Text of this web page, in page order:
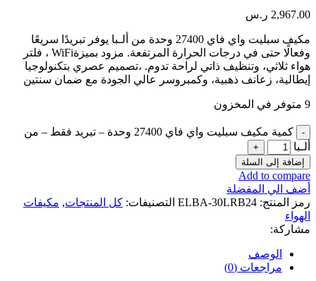
2,967.00 ر.س
مكيف سبليت واي فاي 27400 وحدة من ألـبا يوفر تبريدًا سريعًا
وفعالًا حتى في درجات الحرارة المرتفعة. مزود بميزةWiFi ، فلتر
هواء ثلاثي، وتنظيف ذاتي لراحة تدوم. ،تصميم عصري بتكنولوجيا
إيطالية، زعانف ذهبية، وكمبروسر عالي الجودة مع ضمان سنتين
9 متوفر في المخزون
كمية مكيف سبليت واي فاي 27400 وحدة – تبريد فقط – من
ألـبا
إضافة إلى السلة
Add to compare
أضف الي المفضلة
رمز المنتج: ELBA-30LRB24 التصنيفات: كل المنتجات, مكيفات
الهواء
مشاركة:
الوصف
مراجعات (0)